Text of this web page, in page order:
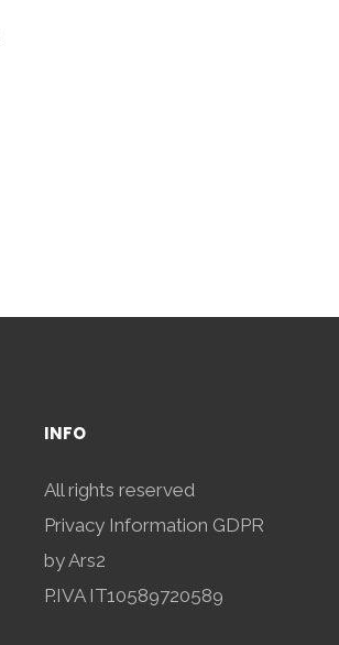
INFO
All rights reserved
Privacy Information GDPR
by Ars2
P.IVA IT10589720589